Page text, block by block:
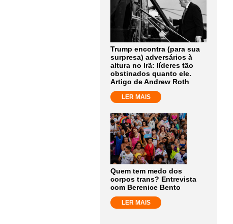
Trump encontra (para sua
surpresa) adversários à
altura no Irã: líderes tão
obstinados quanto ele.
Artigo de Andrew Roth
LER MAIS
Quem tem medo dos
corpos trans? Entrevista
com Berenice Bento
LER MAIS